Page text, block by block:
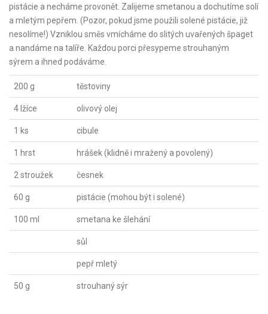
pistácie a necháme provonět. Zalijeme smetanou a dochutíme solí
a mletým pepřem. (Pozor, pokud jsme použili solené pistácie, již
nesolíme!) Vzniklou směs vmícháme do slitých uvařených špaget
a nandáme na talíře. Každou porci přesypeme strouhaným
sýrem a ihned podáváme.
200 g těstoviny
4 lžíce olivový olej
1 ks cibule
1 hrst hrášek (klidně i mražený a povolený)
2 stroužek česnek
60 g pistácie (mohou být i solené)
100 ml smetana ke šlehání
sůl
pepř mletý
50 g strouhaný sýr